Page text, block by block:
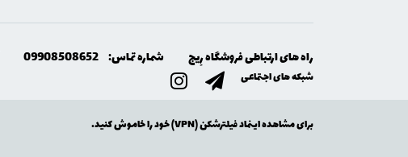
راه های ارتباطی فروشگاه رِيج شماره تماس: 09908508652
شبکه های اجتماعی
برای مشاهده اینماد فیلترشکن (VPN) خود را خاموش کنید.